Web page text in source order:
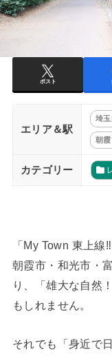
ポスト
エリア＆駅
埼
朝
カテゴリー
「My Town 東上
朝霞市・和光市・
り、「雄大な自然
もしれません。
それでも「身近で